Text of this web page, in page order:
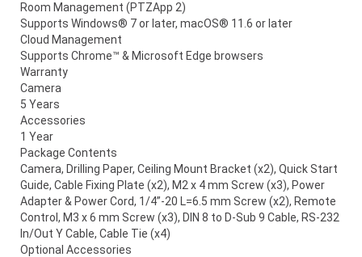
Room Management (PTZApp 2)
Supports Windows® 7 or later, macOS® 11.6 or later
Cloud Management
Supports Chrome™ & Microsoft Edge browsers
Warranty
Camera
5 Years
Accessories
1 Year
Package Contents
Camera, Drilling Paper, Ceiling Mount Bracket (x2), Quick Start
Guide, Cable Fixing Plate (x2), M2 x 4 mm Screw (x3), Power
Adapter & Power Cord, 1/4”-20 L=6.5 mm Screw (x2), Remote
Control, M3 x 6 mm Screw (x3), DIN 8 to D-Sub 9 Cable, RS-232
In/Out Y Cable, Cable Tie (x4)
Optional Accessories